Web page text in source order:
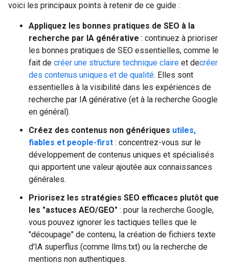
voici les principaux points à retenir de ce guide :
Appliquez les bonnes pratiques de SEO à la
recherche par IA générative : continuez à prioriser
les bonnes pratiques de SEO essentielles, comme le
fait de créer une structure technique claire et decréer
des contenus uniques et de qualité. Elles sont
essentielles à la visibilité dans les expériences de
recherche par IA générative (et à la recherche Google
en général).
Créez des contenus non génériques utiles,
fiables et people-first : concentrez-vous sur le
développement de contenus uniques et spécialisés
qui apportent une valeur ajoutée aux connaissances
générales.
Priorisez les stratégies SEO efficaces plutôt que
les "astuces AEO/GEO" : pour la recherche Google,
vous pouvez ignorer les tactiques telles que le
"découpage" de contenu, la création de fichiers texte
d'IA superflus (comme llms.txt) ou la recherche de
mentions non authentiques.